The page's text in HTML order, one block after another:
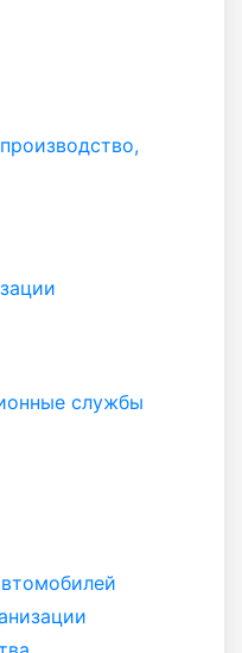
службы